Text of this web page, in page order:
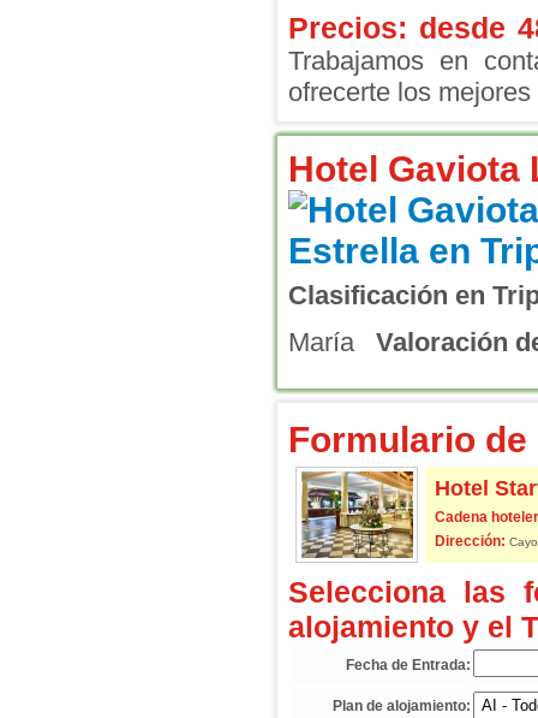
Precios: desde
Trabajamos en
ofrecerte los
Hotel Gaviota
Clasificación en
María Valoración
Formulario
Hotel
Cadena
Dirección:
Selecciona las
alojamiento y el
Fecha de Entrada:
Plan de alojamiento: